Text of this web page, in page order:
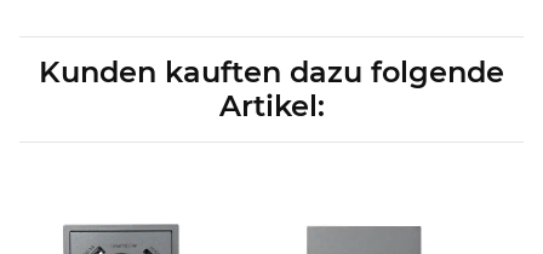
Kunden kauften dazu folgende
Artikel: